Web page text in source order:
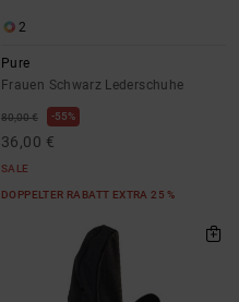
2
Pure
Frauen Schwarz Lederschuhe
80,00 € 55%
36,00 €
SALE
DOPPELTER RABATT EXTRA 25 %